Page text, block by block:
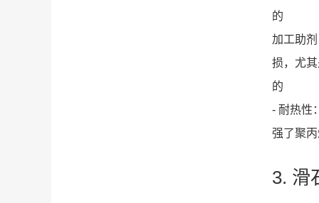
的
加工助
损，尤
的
- 耐热性
强了聚
3. 滑